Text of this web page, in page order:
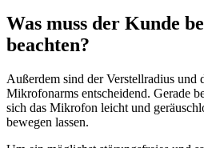
Was muss der Kunde
beachten?
Außerdem sind der Verstellradius und
Mikrofonarms entscheidend. Gerade
sich das Mikrofon leicht und
bewegen lassen.